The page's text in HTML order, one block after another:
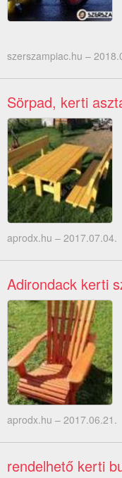
szerszampiac.hu –
Sörpad, kerti
aprodx.hu – 2017.07.04.
Adirondack kerti
aprodx.hu – 2017.06.21.
rendelhető kerti